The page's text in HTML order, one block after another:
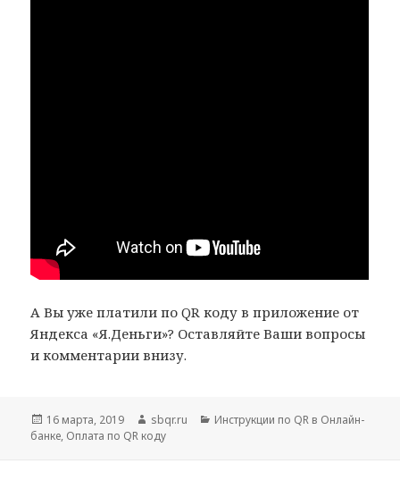
А Вы уже платили по QR коду в приложение от
Яндекса «Я.Деньги»? Оставляйте Ваши вопросы
и комментарии внизу.
Опубликовано
16 марта, 2019 Автор
sbqr.ru Рубрики
Инструкции по QR в Онлайн-
банке, Оплата по QR коду